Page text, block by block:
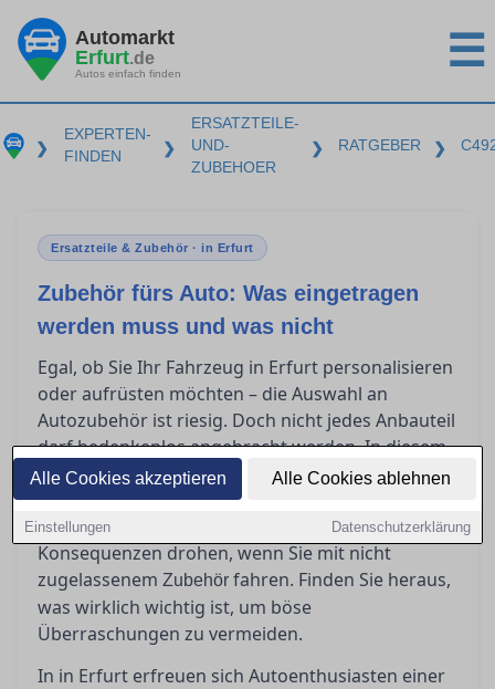
Alle Cookies akzeptieren Alle Cookies ablehnen
Einstellungen Datenschutzerklärung
Automarkt
Erfurt.de
Autos einfach finden ☰
❯
EXPERTEN-
FINDEN
❯
ERSATZTEILE-
UND-
ZUBEHOER
❯ RATGEBER ❯
Ersatzteile & Zubehör · in Erfurt
Zubehör fürs Auto: Was eingetragen
werden muss und was nicht
Egal, ob Sie Ihr Fahrzeug in Erfurt personalisieren
oder aufrüsten möchten – die Auswahl an
Autozubehör ist riesig. Doch nicht jedes Anbauteil
darf bedenkenlos angebracht werden. In diesem
Ratgeber klären wir, welche Zubehörteile
eingetragen werden müssen, was ABE und
Teilegutachten bedeuten und welche
Konsequenzen drohen, wenn Sie mit nicht
zugelassenem Zubehör fahren. Finden Sie heraus,
was wirklich wichtig ist, um böse
Überraschungen zu vermeiden.
In in Erfurt erfreuen sich Autoenthusiasten einer